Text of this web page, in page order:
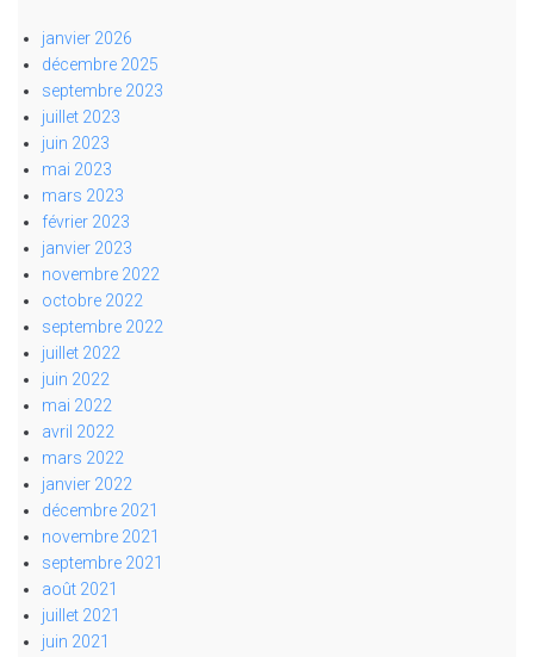
janvier 2026
décembre 2025
septembre 2023
juillet 2023
juin 2023
mai 2023
mars 2023
février 2023
janvier 2023
novembre 2022
octobre 2022
septembre 2022
juillet 2022
juin 2022
mai 2022
avril 2022
mars 2022
janvier 2022
décembre 2021
novembre 2021
septembre 2021
août 2021
juillet 2021
juin 2021